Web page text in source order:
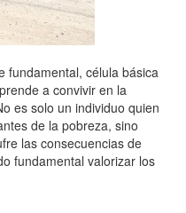
fundamental, célula básica
a convivir en la
es solo un individuo quien
de la pobreza, sino
las consecuencias de
fundamental valorizar los